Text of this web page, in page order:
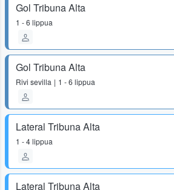
Gol Tribuna Alta
1 - 6 lippua
Gol Tribuna Alta
Rivi sevilla 1 - 6 lippua
Lateral Tribuna Alta
1 - 4 lippua
Lateral Tribuna Alta